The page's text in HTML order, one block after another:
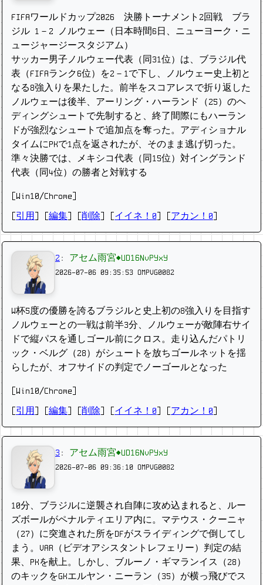
FIFAワールドカップ2026 決勝トーナメント2回戦 ブラ
ジル 1－2 ノルウェー（日本時間6日、ニューヨーク・ニ
ュージャージースタジアム）
サッカー男子ノルウェー代表（同31位）は、ブラジル代
表（FIFAランク6位）を2－1で下し、ノルウェー史上初と
なる8強入りを果たした。前半をスコアレスで折り返した
ノルウェーは後半、アーリング・ハーランド（25）のヘ
ディングシュートで先制すると、終了間際にもハーラン
ドが強烈なシュートで追加点を奪った。アディショナル
タイムにPKで1点を返されたが、そのまま逃げ切った。
準々決勝では、メキシコ代表（同15位）対イングランド
代表（同4位）の勝者と対戦する
[Win10/Chrome]
引用 編集 削除 イイネ！0 アカン！0
2 : アセム雨宮◆UD16NvPYxY
2026-07-06 09:35:53 OMPVG0082
W杯5度の優勝を誇るブラジルと史上初の8強入りを目指す
ノルウェーとの一戦は前半3分、ノルウェーが敵陣右サイ
ドで縦パスを通しゴール前にクロス。走り込んだパトリ
ック・ベルグ（28）がシュートを放ちゴールネットを揺
らしたが、オフサイドの判定でノーゴールとなった
[Win10/Chrome]
引用 編集 削除 イイネ！0 アカン！0
3 : アセム雨宮◆UD16NvPYxY
2026-07-06 09:36:10 OMPVG0082
10分、ブラジルに逆襲され自陣に攻め込まれると、ルー
ズボールがペナルティエリア内に。マテウス・クーニャ
（27）に突進された所をDFがスライディングで倒してし
まう。VAR（ビデオアシスタントレフェリー）判定の結
果、PKを献上。しかし、ブルーノ・ギマランイス（28）
のキックをGKエルヤン・ニーラン（35）が横っ飛びでス